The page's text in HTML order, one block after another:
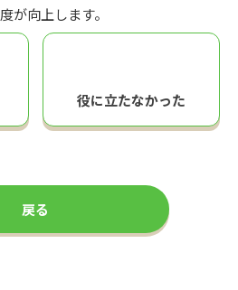
が向上します。
役に立たなかった
戻る